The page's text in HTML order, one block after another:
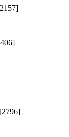
[2796]